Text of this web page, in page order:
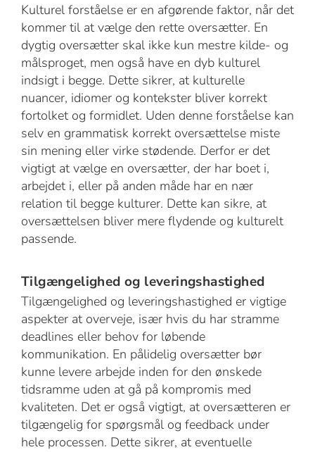
Kulturel forståelse er en afgørende faktor, når det
kommer til at vælge den rette oversætter. En
dygtig oversætter skal ikke kun mestre kilde- og
målsproget, men også have en dyb kulturel
indsigt i begge. Dette sikrer, at kulturelle
nuancer, idiomer og kontekster bliver korrekt
fortolket og formidlet. Uden denne forståelse kan
selv en grammatisk korrekt oversættelse miste
sin mening eller virke stødende. Derfor er det
vigtigt at vælge en oversætter, der har boet i,
arbejdet i, eller på anden måde har en nær
relation til begge kulturer. Dette kan sikre, at
oversættelsen bliver mere flydende og kulturelt
passende.
Tilgængelighed og leveringshastighed
Tilgængelighed og leveringshastighed er vigtige
aspekter at overveje, især hvis du har stramme
deadlines eller behov for løbende
kommunikation. En pålidelig oversætter bør
kunne levere arbejde inden for den ønskede
tidsramme uden at gå på kompromis med
kvaliteten. Det er også vigtigt, at oversætteren er
tilgængelig for spørgsmål og feedback under
hele processen. Dette sikrer, at eventuelle